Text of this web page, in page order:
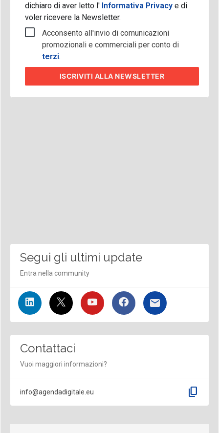
dichiaro di aver letto l'Informativa Privacy e di
voler ricevere la Newsletter.
Acconsento all'invio di comunicazioni
promozionali e commerciali per conto di
terzi.
ISCRIVITI ALLA NEWSLETTER
Segui gli ultimi update
Entra nella community
Contattaci
Vuoi maggiori informazioni?
info@agendadigitale.eu content_copy